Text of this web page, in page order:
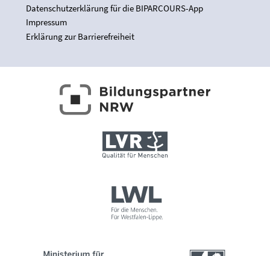
Datenschutzerklärung für die BIPARCOURS-App
Impressum
Erklärung zur Barrierefreiheit